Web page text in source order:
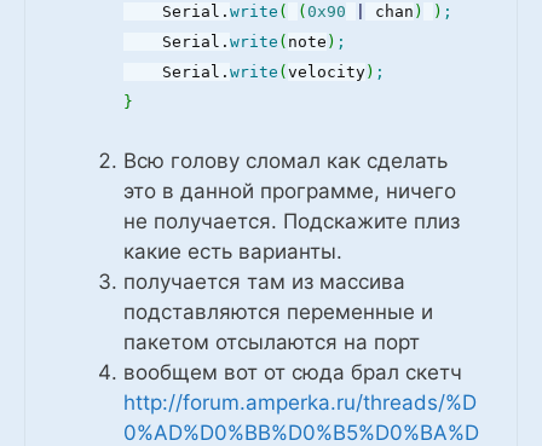
Serial. write ( (0x90 chan ) ) ;
Serial. write ( note ) ;
Serial. write (velocity) ;
}
Всю голову сломал как сделать
это в данной программе, ничего
не получается. Подскажите плиз
какие есть варианты.
получается там из массива
подставляются переменные и
пакетом отсылаются на порт
вообщем вот от сюда брал скетч
http://forum.amperka.ru/threads/%D
0%AD%D0%BB%D0%B5%D0%BA%D